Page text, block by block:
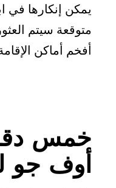
يمكن إنكارها في
متوقعة سيتم
أفخم أماكن
خمس
أوف جو